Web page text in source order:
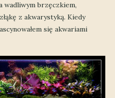
wadliwym brzęczkiem,
z akwarystyką. Kiedy
się akwariami